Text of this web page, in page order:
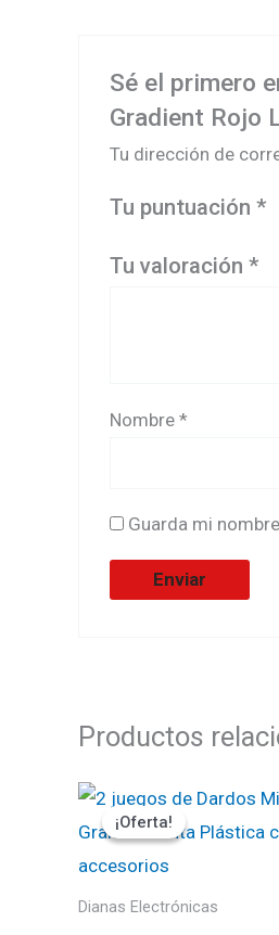
Sé el primero
Gradient Rojo
Tu dirección de
Tu puntuación*
Tu valoración*
Nombre*
Guarda mi
Productos
¡Oferta!
¡Oferta!
Dianas Electrónicas
El
precio
original
₡19900.
El
precio
actual